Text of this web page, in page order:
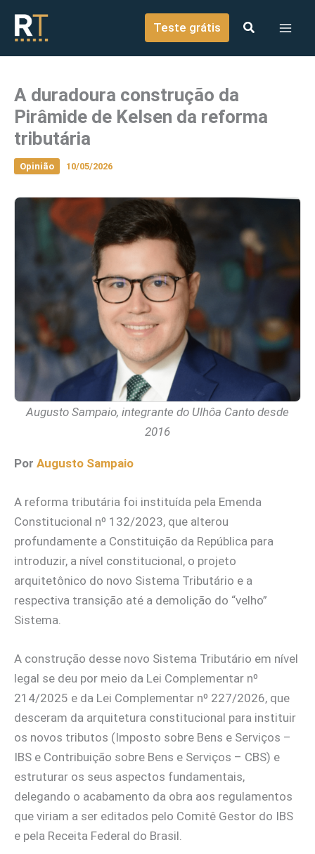
conteúdo
Teste grátis
A duradoura construção da
Pirâmide de Kelsen da reforma
tributária
Opinião 10/05/2026
Augusto Sampaio, integrante do Ulhôa Canto desde
2016
Por Augusto Sampaio
A reforma tributária foi instituída pela Emenda
Constitucional nº 132/2023, que alterou
profundamente a Constituição da República para
introduzir, a nível constitucional, o projeto
arquitetônico do novo Sistema Tributário e a
respectiva transição até a demolição do “velho”
Sistema.
A construção desse novo Sistema Tributário em nível
legal se deu por meio da Lei Complementar nº
214/2025 e da Lei Complementar nº 227/2026, que
desceram da arquitetura constitucional para instituir
os novos tributos (Imposto sobre Bens e Serviços –
IBS e Contribuição sobre Bens e Serviços – CBS) e
estruturar os seus aspectos fundamentais,
delegando o acabamento da obra aos regulamentos
que viriam a ser editados pelo Comitê Gestor do IBS
e pela Receita Federal do Brasil.